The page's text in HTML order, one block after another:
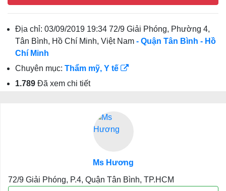
Địa chỉ: 03/09/2019 19:34 72/9 Giải Phóng, Phường 4,
Tân Bình, Hồ Chí Minh, Việt Nam - Quận Tân Bình - Hồ
Chí Minh
Chuyên mục: Thẩm mỹ, Y tế
1.789 Đã xem chi tiết
Ms Hương
72/9 Giải Phóng, P.4, Quận Tân Bình, TP.HCM